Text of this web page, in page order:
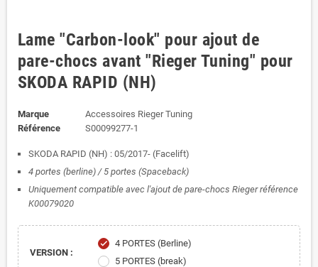
Lame "Carbon-look" pour ajout de
pare-chocs avant "Rieger Tuning" pour
SKODA RAPID (NH)
Marque
Accessoires Rieger Tuning
Référence
S00099277-1
SKODA RAPID (NH) : 05/2017- (Facelift)
4 portes (berline) / 5 portes (Spaceback)
Uniquement compatible avec l'ajout de pare-chocs Rieger référence
K00079020
VERSION :
check
4 PORTES (Berline)
5 PORTES (break)